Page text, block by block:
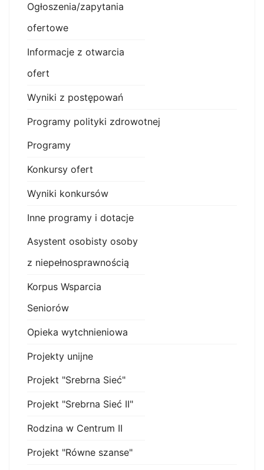
Ogłoszenia/zapytania
ofertowe
Informacje z otwarcia
ofert
Wyniki z postępowań
Programy polityki zdrowotnej
Programy
Konkursy ofert
Wyniki konkursów
Inne programy i dotacje
Asystent osobisty osoby
z niepełnosprawnością
Korpus Wsparcia
Seniorów
Opieka wytchnieniowa
Projekty unijne
Projekt "Srebrna Sieć"
Projekt "Srebrna Sieć II"
Rodzina w Centrum II
Projekt "Równe szanse"